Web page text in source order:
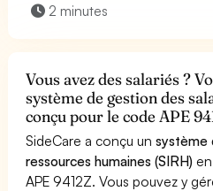
2 minutes
Vous avez des salariés ?
système de gestion des
conçu pour le code APE
SideCare a conçu unsystème
ressources humaines (SIRH)
APE 9412Z. Vous pouvez y